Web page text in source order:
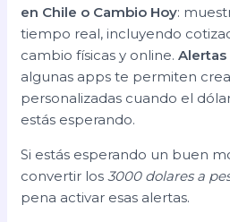
en Chile o Cambio Hoy:
tiempo real, incluyendo
cambio físicas y online.
algunas apps te permiten
personalizadas cuando el
estás esperando.
Si estás esperando un buen
convertir los3000 dolares a
pena activar esas alertas.